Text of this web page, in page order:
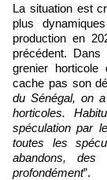
La situation est
plus
production en
précédent.
grenier
cache pas son
du Sénégal, on
horticoles.
spéculation par
toutes les
abandons,
profondément”.